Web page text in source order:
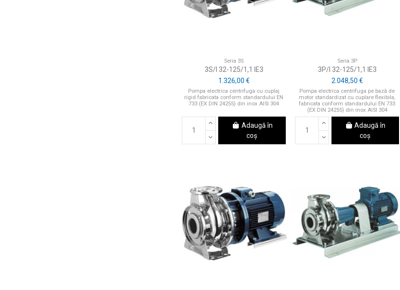
Seria 3S
3S/I 32-125/1,1 IE3
1.326,00 €
Pompa electrica centrifuga cu cuplaj
rigid fabricata conform standardului EN
733 (EX DIN 24255) din inox AISI 304
Adaugă în
coș
Seria 3P
3P/I 32-125/1,1 IE3
2.048,50 €
Pompa electrica centrifuga pe bază de
motor standardizat cu cuplare flexibila,
fabricata conform standardului EN 733
(EX DIN 24255) din inox AISI 304
Adaugă în
coș